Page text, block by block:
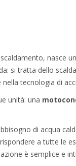
nasce
si tratta dello
tecnologia di
unità: una
di acqua
a tutte le
è semplice e